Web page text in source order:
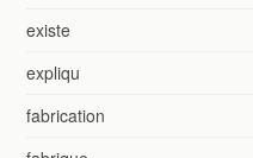
existe
expliqu
fabrication